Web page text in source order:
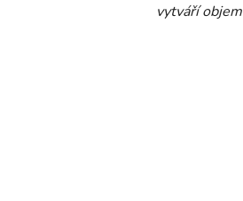
vytváří objem